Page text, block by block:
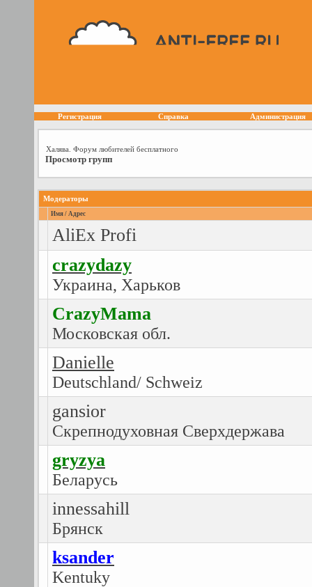
Регистрация Справка Администрация
Халява. Форум любителей бесплатного
Просмотр групп
Модераторы
Имя / Адрес
AliEx Profi
crazydazy
Украина, Харьков
CrazyMama
Московская обл.
Danielle
Deutschland/ Schweiz
gansior
Скрепнодуховная Сверхдержава
gryzya
Беларусь
innessahill
Брянск
ksander
Kentuky